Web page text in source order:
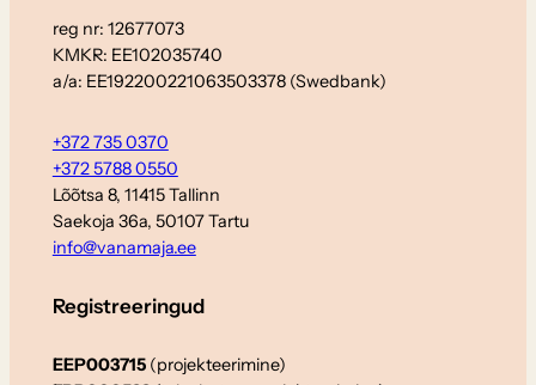
reg nr: 12677073
KMKR: EE102035740
a/a: EE192200221063503378 (Swedbank)
+372 735 0370
+372 5788 0550
Lõõtsa 8, 11415 Tallinn
Saekoja 36a, 50107 Tartu
info@vanamaja.ee
Registreeringud
EEP003715 (projekteerimine)